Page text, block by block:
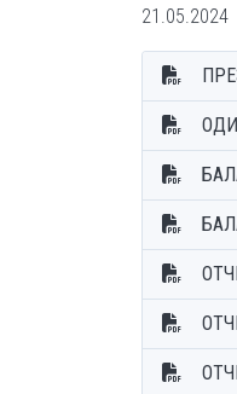
21.05.2024